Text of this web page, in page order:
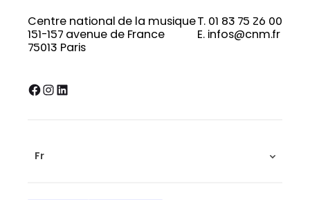
Centre national de la musique
151-157 avenue de France
75013 Paris
T. 01 83 75 26 00
E. infos@cnm.fr
Facebook InstagramLinkedIn
Fr